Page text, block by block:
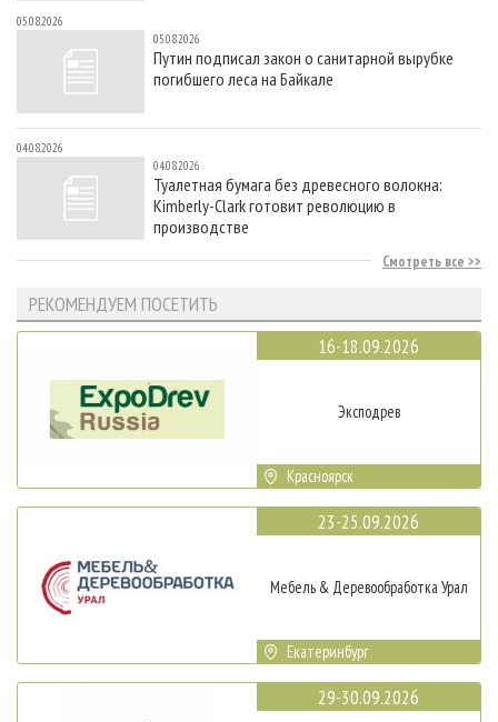
05.08.2026
05.08.2026
Путин подписал закон о санитарной вырубке
погибшего леса на Байкале
04.08.2026
04.08.2026
Туалетная бумага без древесного волокна:
Kimberly-Clark готовит революцию в
производстве
Смотреть все
РЕКОМЕНДУЕМ ПОСЕТИТЬ
16-18.09.2026
Эксподрев
Красноярск
23-25.09.2026
Мебель & Деревообработка Урал
Екатеринбург
29-30.09.2026